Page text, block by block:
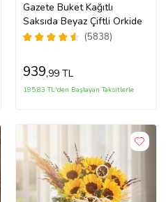
Gazete Buket Kağıtlı
Saksıda Beyaz Çiftli Orkide
(5838)
939,99 TL
195,83 TL'den Başlayan Taksitlerle